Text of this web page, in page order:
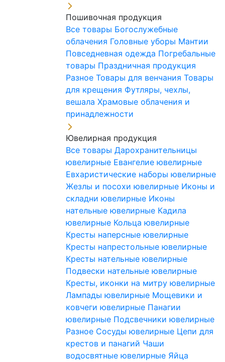
Пошивочная продукция
Все товары Богослужебные
облачения Головные уборы Мантии
Повседневная одежда Погребальные
товары Праздничная продукция
Разное Товары для венчания Товары
для крещения Футляры, чехлы,
вешала Храмовые облачения и
принадлежности
Ювелирная продукция
Все товары Дарохранительницы
ювелирные Евангелие ювелирные
Евхаристические наборы ювелирные
Жезлы и посохи ювелирные Иконы и
складни ювелирные Иконы
нательные ювелирные Кадила
ювелирные Кольца ювелирные
Кресты наперсные ювелирные
Кресты напрестольные ювелирные
Кресты нательные ювелирные
Подвески нательные ювелирные
Кресты, иконки на митру ювелирные
Лампады ювелирные Мощевики и
ковчеги ювелирные Панагии
ювелирные Подсвечники ювелирные
Разное Сосуды ювелирные Цепи для
крестов и панагий Чаши
водосвятные ювелирные Яйца